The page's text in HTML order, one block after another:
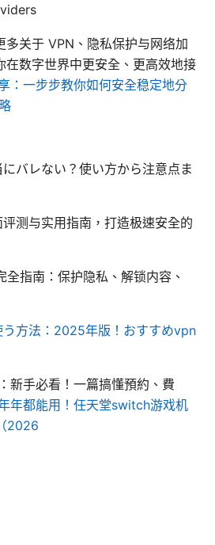
多关于 VPN、隐私保护与网络加
在数字世界中更安全、更高效地接
：一步步教你如何安全稳定地分
バレない？使い方から注意点ま
测与实用指南，打造极速安全的
指南：保护隐私、解锁内容、
方法：2025年版！おすすめvpn
新手必看！一篇搞懂預約、費
年都能用！任天堂switch游戏机
2026